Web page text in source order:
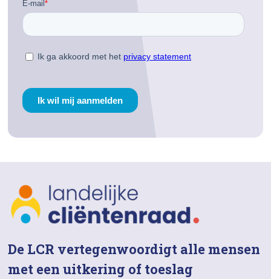
De LCR vertegenwoordigt alle mensen
met een uitkering of toeslag